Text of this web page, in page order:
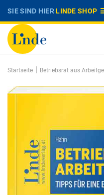
SIE SIND HIERLINDE SHOP
Startseite | Betriebsrat aus